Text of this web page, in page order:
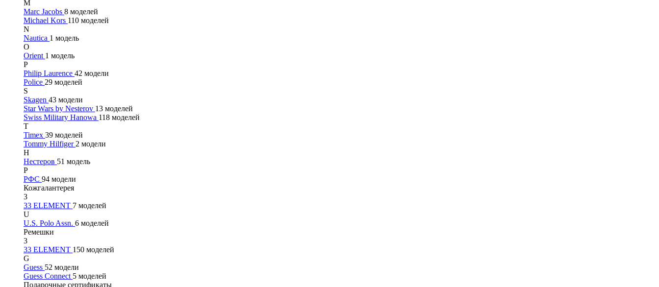
M
Marc Jacobs 8 моделей
Michael Kors 110 моделей
N
Nautica 1 модель
O
Orient 1 модель
P
Philip Laurence 42 модели
Police 29 моделей
S
Skagen 43 модели
Star Wars by Nesterov 13 моделей
Swiss Military Hanowa 118 моделей
T
Timex 39 моделей
Tommy Hilfiger 2 модели
Н
Нестеров 51 модель
Р
РФС 94 модели
Кожгалантерея
3
33 ELEMENT 7 моделей
U
U.S. Polo Assn. 6 моделей
Ремешки
3
33 ELEMENT 150 моделей
G
Guess 52 модели
Guess Connect 5 моделей
Подарочные сертификаты